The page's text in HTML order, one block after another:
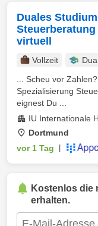
Duales
virtuell
Vollzeit
... Scheu vor
Spezialisierung
eignest Du ...
IU Internationale
Dortmund
vor 1 Tag
Kostenlos die
erhalten.